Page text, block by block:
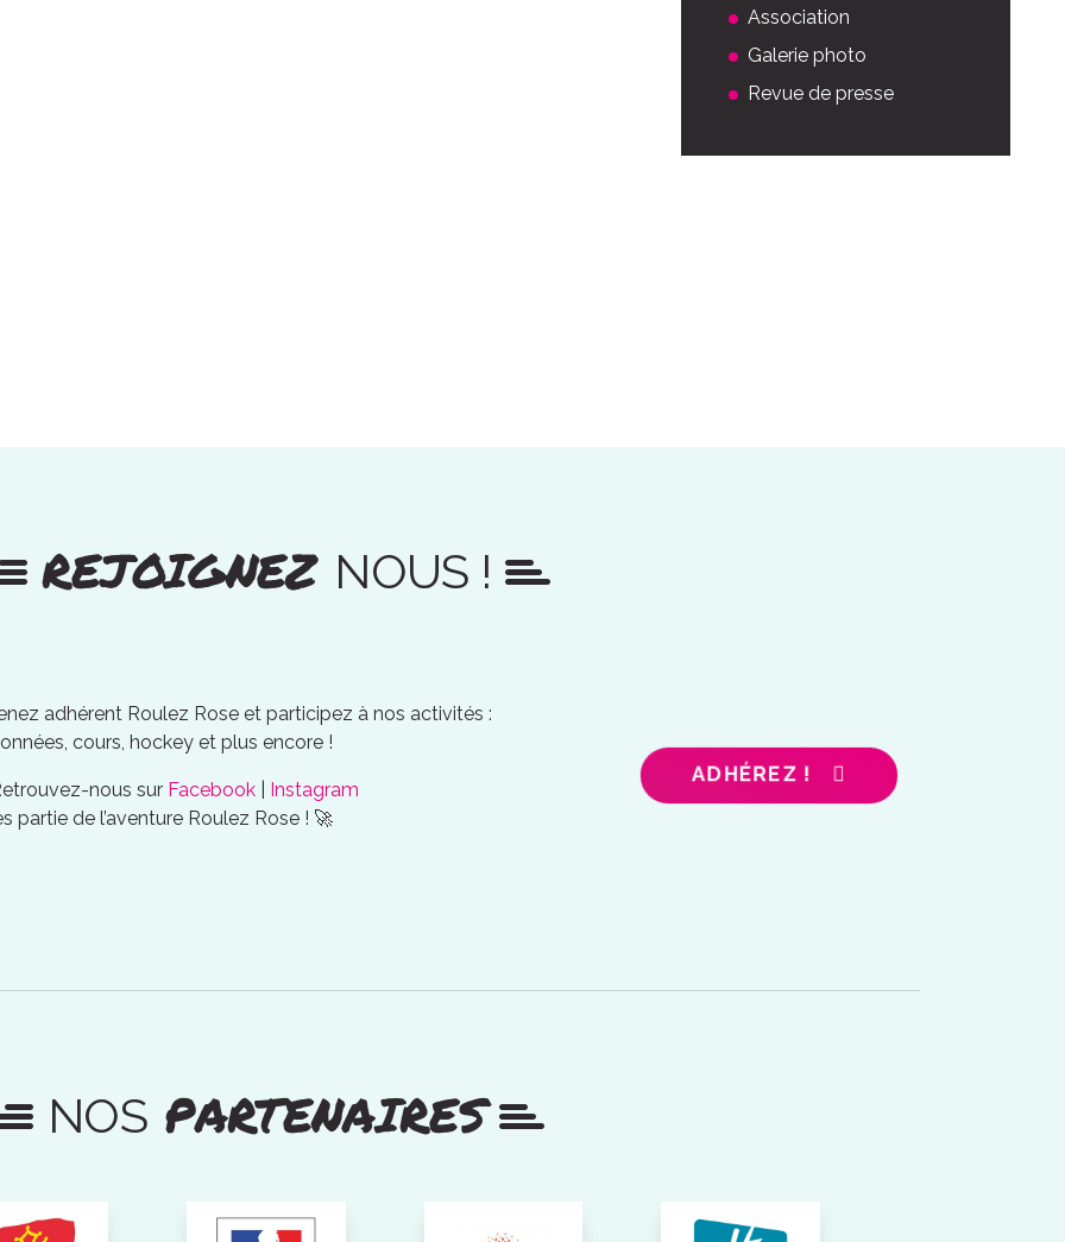
Association
Galerie photo
Revue de presse
REJOIGNEZ NOUS !
adhérent Roulez Rose et participez à nos activités :
cours, hockey et plus encore !
nous sur Facebook
Instagram
partie de l’aventure Roulez Rose ! 🚀
ADHÉREZ !
NOSPARTENAIRES